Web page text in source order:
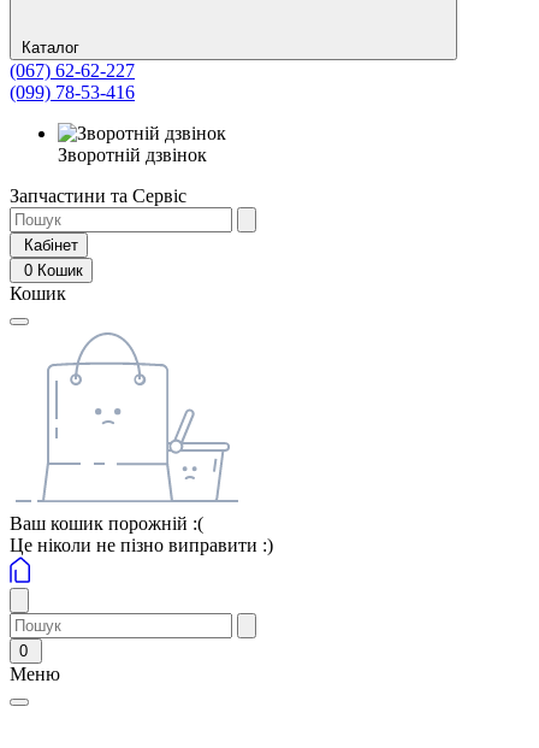
Каталог
(067) 62-62-227
(099) 78-53-416
Зворотній дзвінок
Запчастини та Сервіс
Кабінет
0 Кошик
Кошик
Ваш кошик порожній :(
Це ніколи не пізно виправити :)
0
Меню